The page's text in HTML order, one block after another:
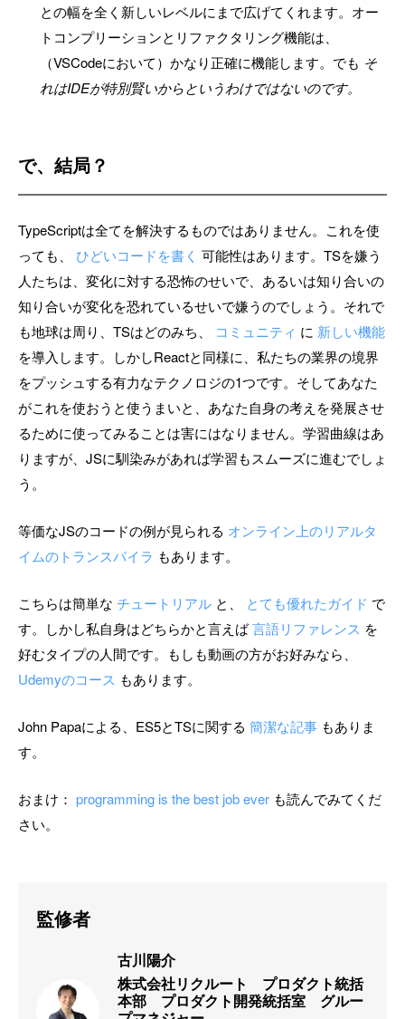
との幅を全く新しいレベルにまで広げてくれます。オー
トコンプリーションとリファクタリング機能は、
（VSCodeにおいて）かなり正確に機能します。でも そ
れはIDEが特別賢いからというわけではないのです。
で、結局？
TypeScriptは全てを解決するものではありません。これを使
っても、 ひどいコードを書く 可能性はあります。TSを嫌う
人たちは、変化に対する恐怖のせいで、あるいは知り合いの
知り合いが変化を恐れているせいで嫌うのでしょう。それで
も地球は周り、TSはどのみち、 コミュニティ に 新しい機能
を導入します。しかしReactと同様に、私たちの業界の境界
をプッシュする有力なテクノロジの1つです。そしてあなた
がこれを使おうと使うまいと、あなた自身の考えを発展させ
るために使ってみることは害にはなりません。学習曲線はあ
りますが、JSに馴染みがあれば学習もスムーズに進むでしょ
う。
等価なJSのコードの例が見られる オンライン上のリアルタ
イムのトランスパイラ もあります。
こちらは簡単な チュートリアル と、 とても優れたガイド で
す。しかし私自身はどちらかと言えば言語リファレンス を
好むタイプの人間です。もしも動画の方がお好みなら、
Udemyのコース もあります。
John Papaによる、ES5とTSに関する 簡潔な記事 もありま
す。
おまけ： programming is the best job ever も読んでみてくだ
さい。
監修者
古川陽介
株式会社リクルート　プロダクト統括
本部　プロダクト開発統括室　グルー